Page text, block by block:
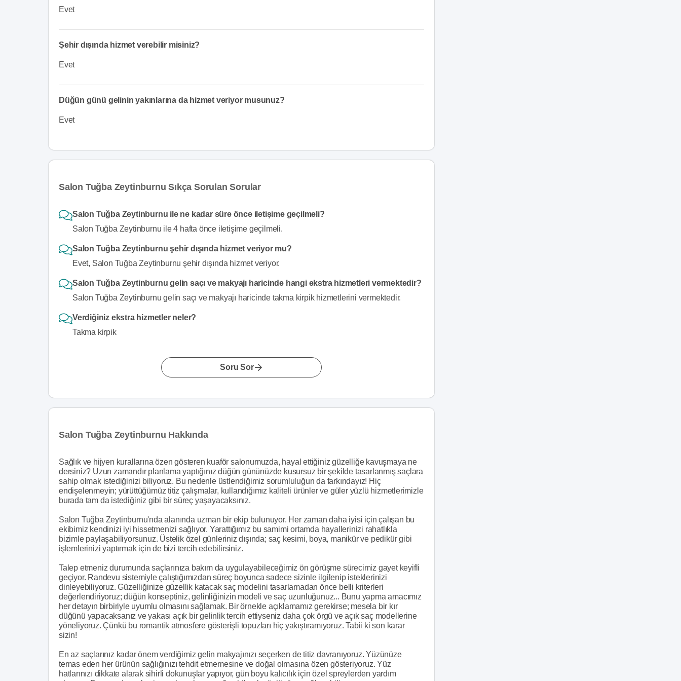
Evet
Şehir dışında hizmet verebilir misiniz?
Evet
Düğün günü gelinin yakınlarına da hizmet veriyor musunuz?
Evet
Salon Tuğba Zeytinburnu Sıkça Sorulan Sorular
Salon Tuğba Zeytinburnu ile ne kadar süre önce iletişime geçilmeli?
Salon Tuğba Zeytinburnu ile 4 hafta önce iletişime geçilmeli.
Salon Tuğba Zeytinburnu şehir dışında hizmet veriyor mu?
Evet, Salon Tuğba Zeytinburnu şehir dışında hizmet veriyor.
Salon Tuğba Zeytinburnu gelin saçı ve makyajı haricinde hangi ekstra hizmetleri vermektedir?
Salon Tuğba Zeytinburnu gelin saçı ve makyajı haricinde takma kirpik hizmetlerini vermektedir.
Verdiğiniz ekstra hizmetler neler?
Takma kirpik
Soru Sor
Salon Tuğba Zeytinburnu Hakkında
Sağlık ve hijyen kurallarına özen gösteren kuaför salonumuzda, hayal ettiğiniz güzelliğe kavuşmaya ne
dersiniz? Uzun zamandır planlama yaptığınız düğün gününüzde kusursuz bir şekilde tasarlanmış saçlara
sahip olmak istediğinizi biliyoruz. Bu nedenle üstlendiğimiz sorumluluğun da farkındayız! Hiç
endişelenmeyin; yürüttüğümüz titiz çalışmalar, kullandığımız kaliteli ürünler ve güler yüzlü hizmetlerimizle
burada tam da istediğiniz gibi bir süreç yaşayacaksınız.
Salon Tuğba Zeytinburnu'nda alanında uzman bir ekip bulunuyor. Her zaman daha iyisi için çalışan bu
ekibimiz kendinizi iyi hissetmenizi sağlıyor. Yarattığımız bu samimi ortamda hayallerinizi rahatlıkla
bizimle paylaşabiliyorsunuz. Üstelik özel günleriniz dışında; saç kesimi, boya, manikür ve pedikür gibi
işlemlerinizi yaptırmak için de bizi tercih edebilirsiniz.
Talep etmeniz durumunda saçlarınıza bakım da uygulayabileceğimiz ön görüşme sürecimiz gayet keyifli
geçiyor. Randevu sistemiyle çalıştığımızdan süreç boyunca sadece sizinle ilgilenip isteklerinizi
dinleyebiliyoruz. Güzelliğinize güzellik katacak saç modelini tasarlamadan önce belli kriterleri
değerlendiriyoruz; düğün konseptiniz, gelinliğinizin modeli ve saç uzunluğunuz... Bunu yapma amacımız
her detayın birbiriyle uyumlu olmasını sağlamak. Bir örnekle açıklamamız gerekirse; mesela bir kır
düğünü yapacaksanız ve yakası açık bir gelinlik tercih ettiyseniz daha çok örgü ve açık saç modellerine
yöneliyoruz. Çünkü bu romantik atmosfere gösterişli topuzları hiç yakıştıramıyoruz. Tabii ki son karar
sizin!
En az saçlarınız kadar önem verdiğimiz gelin makyajınızı seçerken de titiz davranıyoruz. Yüzünüze
temas eden her ürünün sağlığınızı tehdit etmemesine ve doğal olmasına özen gösteriyoruz. Yüz
hatlarınızı dikkate alarak sihirli dokunuşlar yapıyor, gün boyu kalıcılık için özel spreylerden yardım